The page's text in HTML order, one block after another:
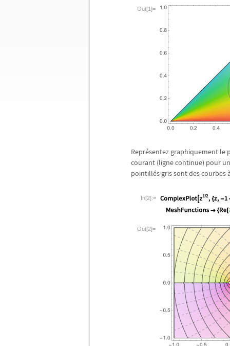
Out[1]=
Représentez graphiquement le
courant (ligne continue) pour
pointillés gris sont des courbes
In[2]:=
Out[2]=